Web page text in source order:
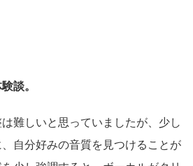
談。
は難しいと思っていましたが、少し
自分好みの音質を見つけることが